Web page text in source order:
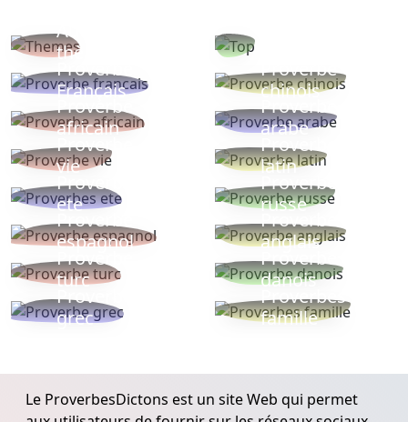
Autres
thèmes
Proverbe
Français
Proverbe
chinois
Proverbe
africain
Proverbe
arabe
Proverbe
vie
Proverbe
latin
Proverbes
ete
Proverbe
russe
Proverbe
espagnol
Proverbe
anglais
Proverbe
turc
Proverbe
danois
Proverbe
grec
Proverbes
famille
Le ProverbesDictons est un site Web qui permet